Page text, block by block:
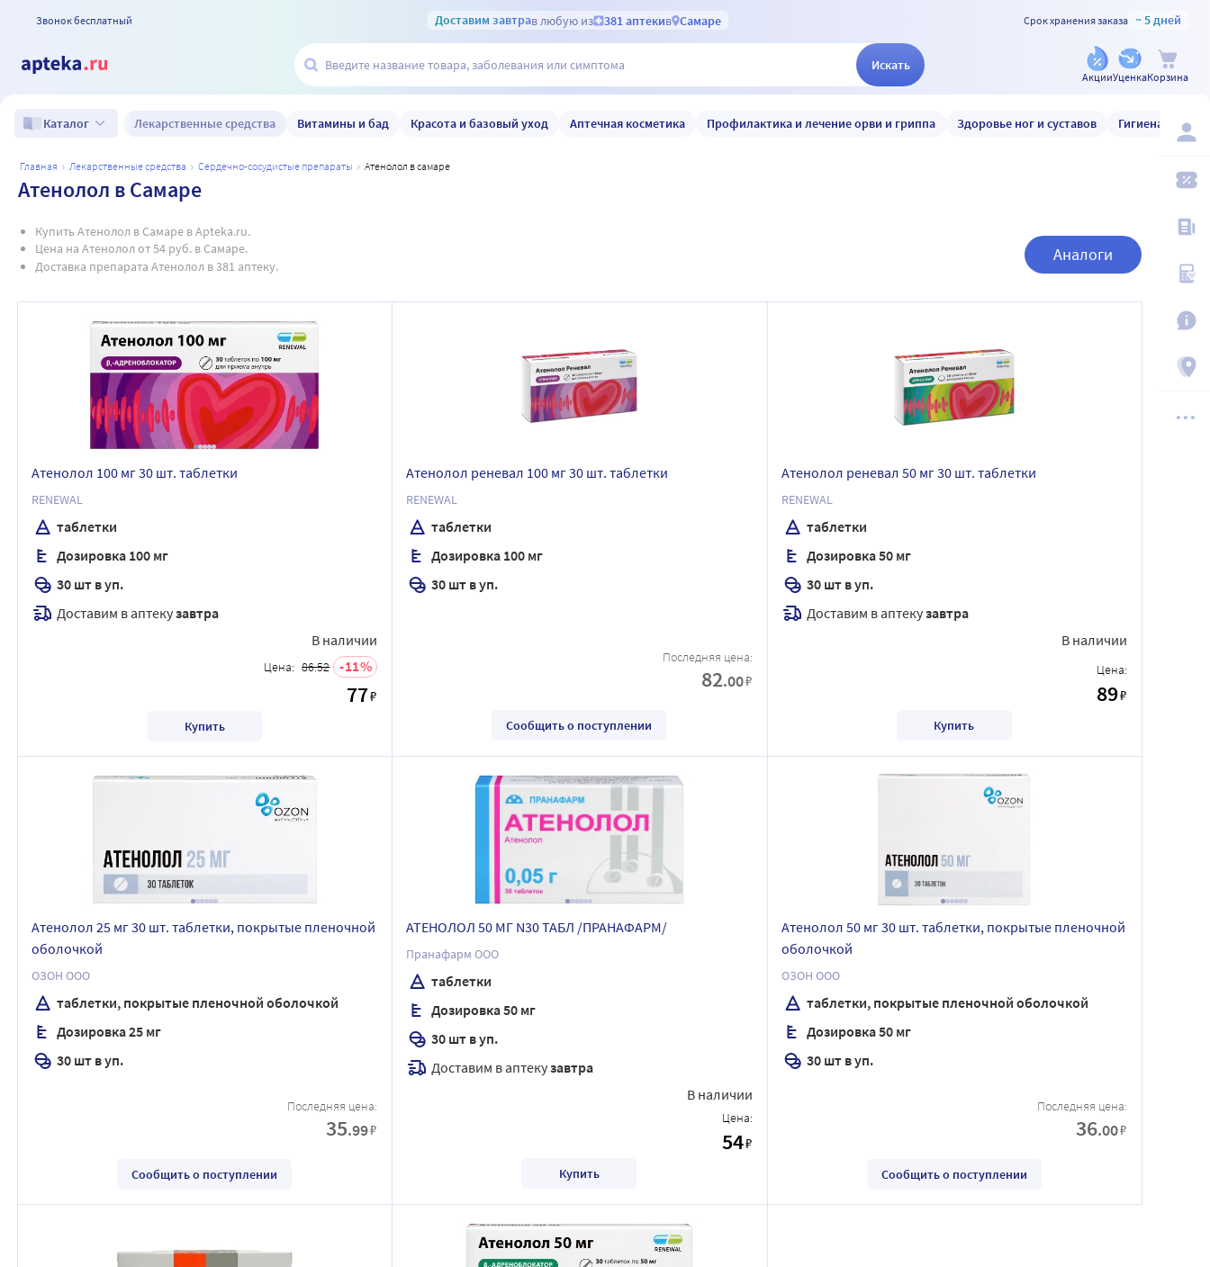
Звонок бесплатный Доставим завтрав любую из 381 аптекив Самаре Срок хранения заказа ~ 5 дней
Искать
АкцииУценкаКорзина
Каталог Лекарственные средства Витамины и бад Красота и базовый уход Аптечная косметика Профилактика и лечение орви и гриппа Здоровье ног и суставов Гигиена и уход
главная лекарственные средства сердечно-сосудистые препараты атенолол в самаре
Атенолол в Самаре
Купить Атенолол в Самаре в Apteka.ru.
Цена на Атенолол от 54 руб. в Самаре.
Доставка препарата Атенолол в 381 аптеку.
Аналоги
Атенолол 100 мг 30 шт. таблетки
RENEWAL
таблетки
Дозировка 100 мг
30 шт в уп.
Доставим в аптекузавтра
В наличии
Цена: 86.52 11
77₽
Купить
Атенолол реневал 100 мг 30 шт. таблетки
RENEWAL
таблетки
Дозировка 100 мг
30 шт в уп.
Последняя цена:
82.00₽
Сообщить о поступлении
Атенолол реневал 50 мг 30 шт. таблетки
RENEWAL
таблетки
Дозировка 50 мг
30 шт в уп.
Доставим в аптекузавтра
В наличии
Цена:
89₽
Купить
Атенолол 25 мг 30 шт. таблетки, покрытые пленочной
оболочкой
ОЗОН ООО
таблетки, покрытые пленочной оболочкой
Дозировка 25 мг
30 шт в уп.
Последняя цена:
35.99₽
Сообщить о поступлении
АТЕНОЛОЛ 50 МГ N30 ТАБЛ /ПРАНАФАРМ/
Пранафарм ООО
таблетки
Дозировка 50 мг
30 шт в уп.
Доставим в аптекузавтра
В наличии
Цена:
54₽
Купить
Атенолол 50 мг 30 шт. таблетки, покрытые пленочной
оболочкой
ОЗОН ООО
таблетки, покрытые пленочной оболочкой
Дозировка 50 мг
30 шт в уп.
Последняя цена:
36.00₽
Сообщить о поступлении